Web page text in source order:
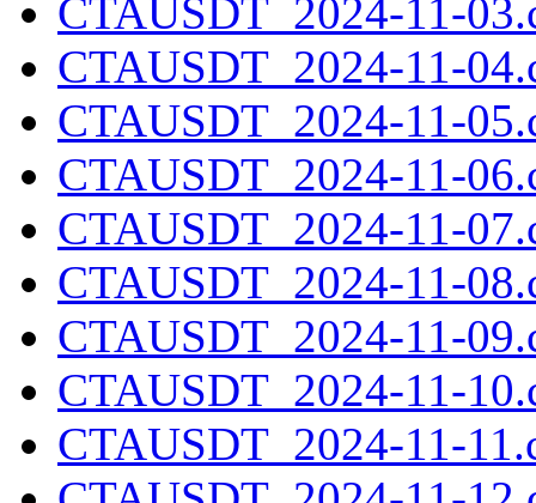
CTAUSDT_2024-11-
CTAUSDT_2024-11-
CTAUSDT_2024-11-
CTAUSDT_2024-11-
CTAUSDT_2024-11-
CTAUSDT_2024-11-
CTAUSDT_2024-11-
CTAUSDT_2024-11-
CTAUSDT_2024-11-